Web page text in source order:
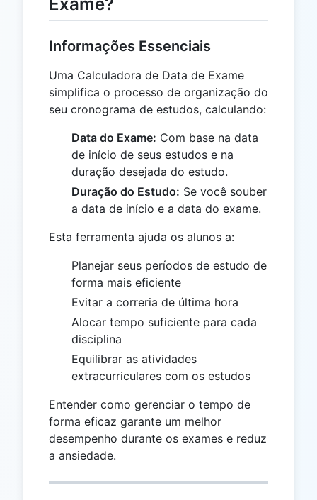
Informações Essenciais
Uma Calculadora de Data de Exame
simplifica o processo de organização do
seu cronograma de estudos, calculando:
Data do Exame: Com base na data
de início de seus estudos e na
duração desejada do estudo.
Duração do Estudo: Se você souber
a data de início e a data do exame.
Esta ferramenta ajuda os alunos a:
Planejar seus períodos de estudo de
forma mais eficiente
Evitar a correria de última hora
Alocar tempo suficiente para cada
disciplina
Equilibrar as atividades
extracurriculares com os estudos
Entender como gerenciar o tempo de
forma eficaz garante um melhor
desempenho durante os exames e reduz
a ansiedade.